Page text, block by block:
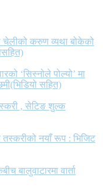
करुण व्यथा बोकेको
‘सिस्नोले पोल्यो’ मा
सहित)
, सेटिङ शुल्क
तस्करीको नयाँ रूप : भिजिट
बालुवाटारमा वार्ता